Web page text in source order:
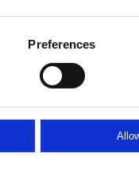
Preferences
FR4 als frans